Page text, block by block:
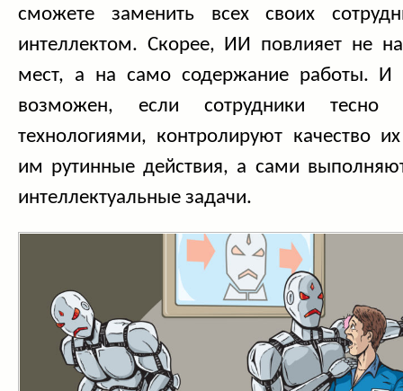
сможете заменить всех своих
интеллектом. Скорее, ИИ повлияет не
мест, а на само содержание работы. И
возможен, если сотрудники тесно
технологиями, контролируют качество
им рутинные действия, а сами
интеллектуальные задачи.